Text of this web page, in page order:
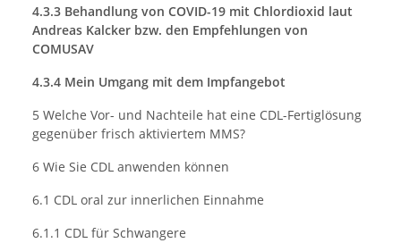
4.3.3 Behandlung von COVID-19 mit Chlordioxid laut
Andreas Kalcker bzw. den Empfehlungen von
COMUSAV
4.3.4 Mein Umgang mit dem Impfangebot
5 Welche Vor- und Nachteile hat eine CDL-Fertiglösung
gegenüber frisch aktiviertem MMS?
6 Wie Sie CDL anwenden können
6.1 CDL oral zur innerlichen Einnahme
6.1.1 CDL für Schwangere